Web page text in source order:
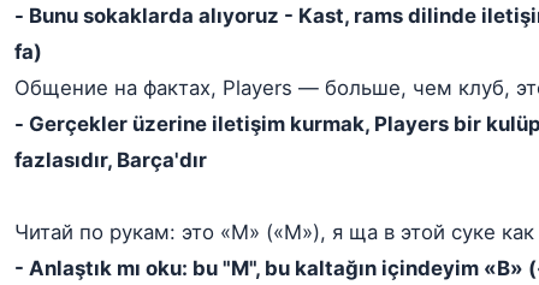
- Bunu sokaklarda alıyoruz - Kast, rams dilinde
fa)
Общение на фактах, Players — больше, чем клуб,
- Gerçekler üzerine iletişim kurmak, Players bir
fazlasıdır, Barça'dır
Читай по рукам: это «M» («M»), я ща в этой суке как
- Anlaştık mı oku: bu "M", bu kaltağın içindeyim «B»